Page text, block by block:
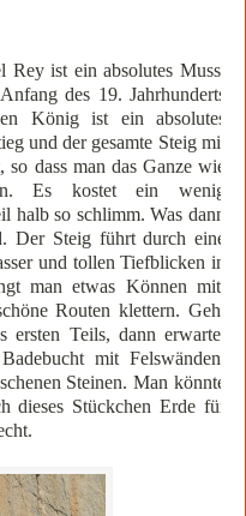
Rey ist ein absolutes Muss,
des 19. Jahrhunderts
König ist ein absolutes
und der gesamte Steig mit
dass man das Ganze wie
Es kostet ein wenig
halb so schlimm. Was dann
Der Steig führt durch eine
und tollen Tiefblicken in
man etwas Können mit,
Routen klettern. Geht
Teils, dann erwartet
mit Felswänden,
Steinen. Man könnte
dieses Stückchen Erde für